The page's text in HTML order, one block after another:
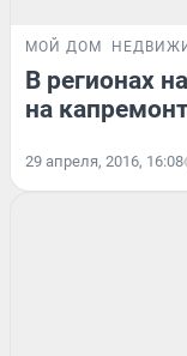
МОЙ ДОМ
В регионах
на
29 апреля, 2016, 16:08